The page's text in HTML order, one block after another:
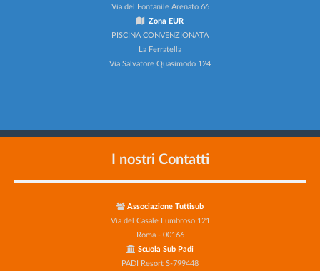
Via del Fontanile Arenato 66
Zona EUR
PISCINA CONVENZIONATA
La Ferratella
Via Salvatore Quasimodo 124
I nostri Contatti
Associazione Tuttisub
Via del Casale Lumbroso 121
Roma - 00166
Scuola Sub Padi
PADI Resort S-799448